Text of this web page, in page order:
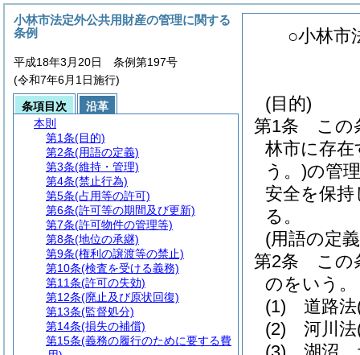
○小林市
(目的)
第1条
この
林市に存在
う。)の管
安全を保
る。
(用語の定
第2条
この
のをいう。
(1)
道路法
(2)
河川法
小林市法定外公共用財産の管理に関する
条例
平成18年3月20日 条例第197号
(令和7年6月1日施行)
条項目次
沿革
本則
第1条(目的)
第2条(用語の定義)
第3条(維持・管理)
第4条(禁止行為)
第5条(占用等の許可)
第6条(許可等の期間及び更新)
第7条(許可物件の管理等)
第8条(地位の承継)
第9条(権利の譲渡等の禁止)
第10条(検査を受ける義務)
第11条(許可の失効)
第12条(廃止及び原状回復)
第13条(監督処分)
第14条(損失の補償)
第15条(義務の履行のために要する費